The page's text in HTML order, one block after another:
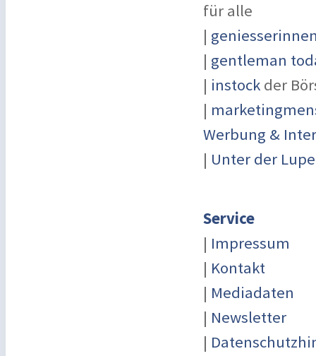
für alle
|
| gentleman
| instock der
|
Werbung &
| Unter der Lupe
Service
| Impressum
| Kontakt
| Mediadaten
| Newsletter
|